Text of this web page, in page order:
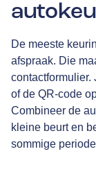
De meeste
afspraak. Die
contactformulier.
of de QR-code
Combineer de
kleine beurt en
sommige